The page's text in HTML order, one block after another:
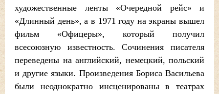
художественные ленты «Очередной рейс» и
«Длинный день», а в 1971 году на экраны вышел
фильм «Офицеры», который получил
всесоюзную известность. Сочинения писателя
переведены на английский, немецкий, польский
и другие языки. Произведения Бориса Васильева
были неоднократно инсценированы в театрах